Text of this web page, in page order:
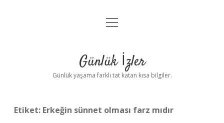
Anasayfa
Yasal Uyarı
menüyü
Günlük İzler
Günlük yaşama farklı tat katan kısa bilgiler.
Etiket: Erkeğin sünnet olması farz mıdır